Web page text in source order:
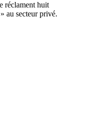
réclament huit
au secteur privé.